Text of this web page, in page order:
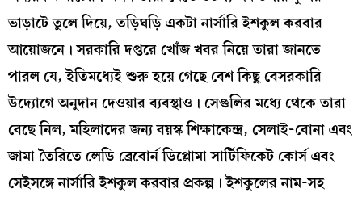
ভাড়াটে তুলে দিয়ে, তড়িঘড়ি একটা নার্সারি ইশকুল করবার
আয়োজনে। সরকারি দপ্তরে খোঁজ খবর নিয়ে তারা জানতে
পারল যে, ইতিমধ্যেই শুরু হয়ে গেছে বেশ কিছু বেসরকারি
উদ্যোগে অনুদান দেওয়ার ব্যবস্থাও। সেগুলির মধ্যে থেকে তারা
বেছে নিল, মহিলাদের জন্য বয়স্ক শিক্ষাকেন্দ্র, সেলাই-বোনা এবং
জামা তৈরিতে লেডি ব্রেবোর্ন ডিপ্লোমা সার্টিফিকেট কোর্স এবং
সেইসঙ্গে নার্সারি ইশকুল করবার প্রকল্প। ইশকুলের নাম-সহ